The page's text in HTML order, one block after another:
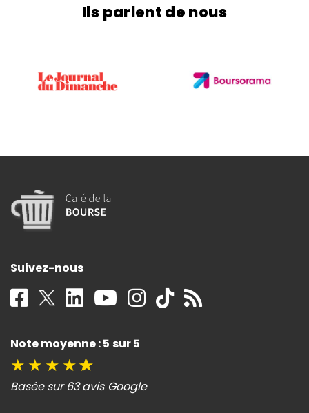
Ils parlent de nous
Suivez-nous
Note moyenne : 5 sur 5
★ ★ ★ ★★
Basée sur 63 avis Google